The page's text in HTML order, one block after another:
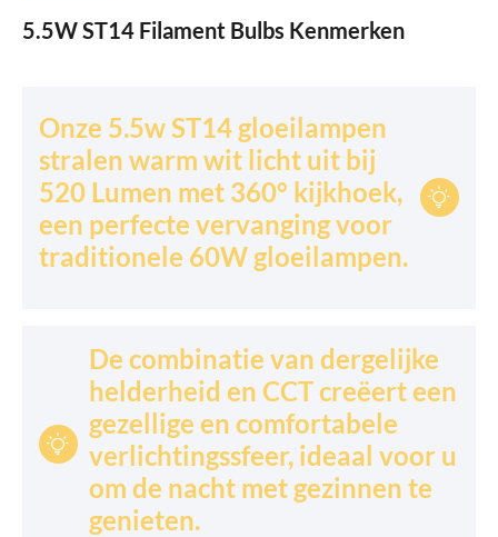
5.5W ST14 Filament Bulbs Kenmerken

Onze 5.5w ST14 gloeilampen
stralen warm wit licht uit bij
520 Lumen met 360° kijkhoek,
een perfecte vervanging voor
traditionele 60W gloeilampen.

De combinatie van dergelijke
helderheid en CCT creëert een
gezellige en comfortabele
verlichtingssfeer, ideaal voor u
om de nacht met gezinnen te
genieten.